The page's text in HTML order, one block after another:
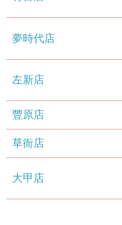
夢時代店
左新店
豐原店
草衙店
大甲店